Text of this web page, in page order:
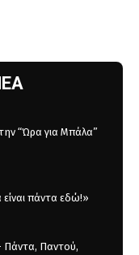
“Ώρα για Μπάλα”
πάντα εδώ!»
Πάντα, Παντού,